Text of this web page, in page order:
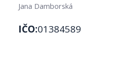
Jana Damborská
IČO:01384589